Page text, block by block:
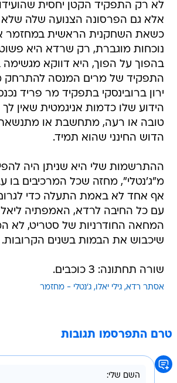
לא רק התפקיד הקטן יחסית
אלא גם הפרסונה הצנועה שלה
כשאת השחקנית הראשית במחזמר
נוכחות מוגברת, רק שרדא היא פשוט
בהפוך על הפוך, היא דווקא
התפקיד של מרים המנסה להתרחק
ירון ברובינסקי בתפקיד מר פריד
הידוע שלו כדמות אניגמטית שאין
טובה או רעה, מתחשבת או
הדוש החינני שהוא תמיד.
ההתרשמות שלי היא שניתן היה
מ"ג'נטלי", מחזה שכל המרכיבים בו
אף אחד לא באמת התעלה כדי
עם כל החיבה לרדא, האמפתיה
המחאה החודרניות של סטריט, לא
שיכבוש את הבמות בשנים הקרובות.
שורה תחתונה: 3 כוכבים.
אסתר רדא גילי יאלו ג'נטלי - מחזמר
טרם התפרסמו תגובות